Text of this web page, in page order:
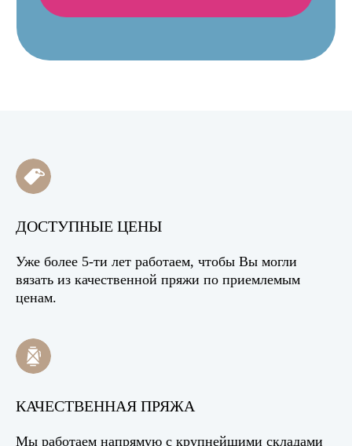
ДОСТУПНЫЕ ЦЕНЫ
Уже более 5-ти лет работаем, чтобы Вы могли
вязать из качественной пряжи по приемлемым
ценам.
КАЧЕСТВЕННАЯ ПРЯЖА
Мы работаем напрямую с крупнейшими складами